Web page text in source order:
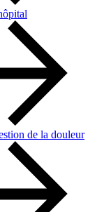
de la douleur